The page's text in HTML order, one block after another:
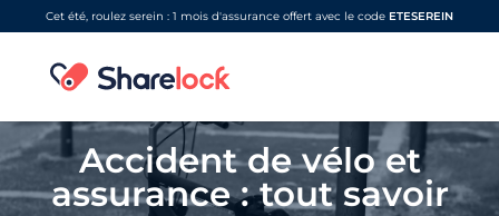
Cet été, roulez serein : 1 mois d'assurance offert avec le code ETESEREIN
Accident de vélo et
assurance : tout savoir